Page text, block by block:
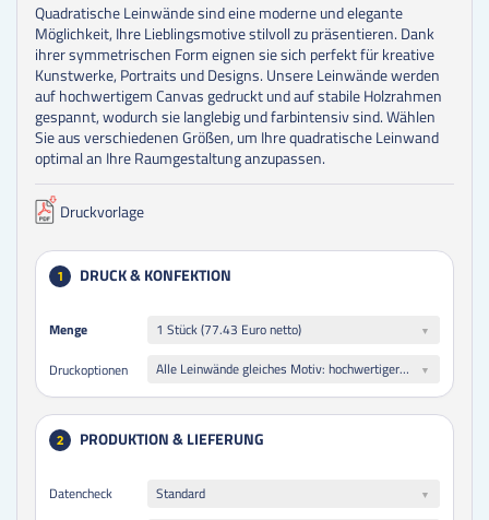
Quadratische Leinwände sind eine moderne und elegante
Möglichkeit, Ihre Lieblingsmotive stilvoll zu präsentieren. Dank
ihrer symmetrischen Form eignen sie sich perfekt für kreative
Kunstwerke, Portraits und Designs. Unsere Leinwände werden
auf hochwertigem Canvas gedruckt und auf stabile Holzrahmen
gespannt, wodurch sie langlebig und farbintensiv sind. Wählen
Sie aus verschiedenen Größen, um Ihre quadratische Leinwand
optimal an Ihre Raumgestaltung anzupassen.
Druckvorlage
1 DRUCK & KONFEKTION
Menge 1 Stück (77.43 Euro netto)
Menge
Druckoptionen Alle Leinwände gleiches Motiv: hochwertiger Qualitätsdruck glänzend auf 260 g/m² Polyester Stretch-Canvas weiß
2 PRODUKTION & LIEFERUNG
Datencheck
Standard